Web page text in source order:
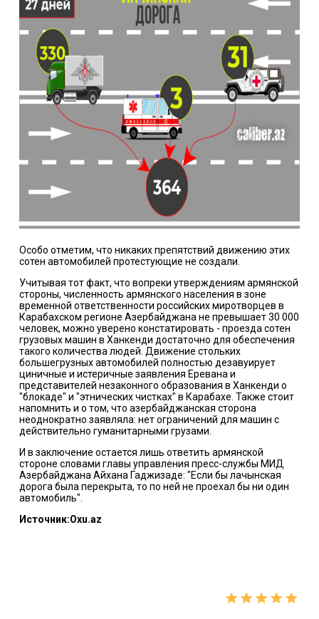
Особо отметим, что никаких препятствий движению этих
сотен автомобилей протестующие не создали.
Учитывая тот факт, что вопреки утверждениям армянской
стороны, численность армянского населения в зоне
временной ответственности российских миротворцев в
Карабахском регионе Азербайджана не превышает 30 000
человек, можно уверено констатировать - проезда сотен
грузовых машин в Ханкенди достаточно для обеспечения
такого количества людей. Движение стольких
большегрузных автомобилей полностью дезавуирует
циничные и истеричные заявления Еревана и
представителей незаконного образования в Ханкенди о
"блокаде" и "этнических чистках" в Карабахе. Также стоит
напомнить и о том, что азербайджанская сторона
неоднократно заявляла: нет ограничений для машин с
действительно гуманитарными грузами.
И в заключение остается лишь ответить армянской
стороне словами главы управления пресс-службы МИД
Азербайджана Айхана Гаджизаде: "Если бы лачынская
дорога была перекрыта, то по ней не проехал бы ни один
автомобиль".
Источник:Oxu.az